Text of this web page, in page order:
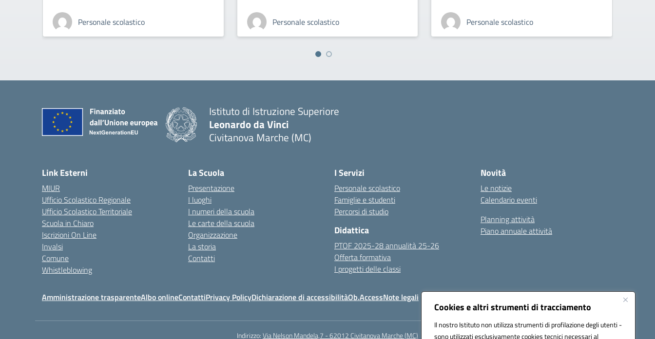
Cookies e altri strumenti di tracciamento
Il nostro Istituto non utilizza strumenti di profilazione degli utenti -
sono utilizzati esclusivamente cookies tecnici necessari al
Personale scolastico Personale scolastico Personale scolastico
Istituto di Istruzione Superiore
Leonardo da Vinci
Civitanova Marche (MC)
Link Esterni
MIUR
Ufficio Scolastico Regionale
Ufficio Scolastico Territoriale
Scuola in Chiaro
Iscrizioni On Line
Invalsi
Comune
Whistleblowing
La Scuola
Presentazione
I luoghi
I numeri della scuola
Le carte della scuola
Organizzazione
La storia
Contatti
I Servizi
Personale scolastico
Famiglie e studenti
Percorsi di studio
Didattica
PTOF 2025-28 annualità 25-26
Offerta formativa
I progetti delle classi
Novità
Le notizie
Calendario eventi
Planning attività
Piano annuale attività
Amministrazione trasparenteAlbo onlineContattiPrivacy PolicyDichiarazione di accessibilitàOb.AccessNote legali Seguici su:
Indirizzo:Via Nelson Mandela,7 - 62012 Civitanova Marche (MC)